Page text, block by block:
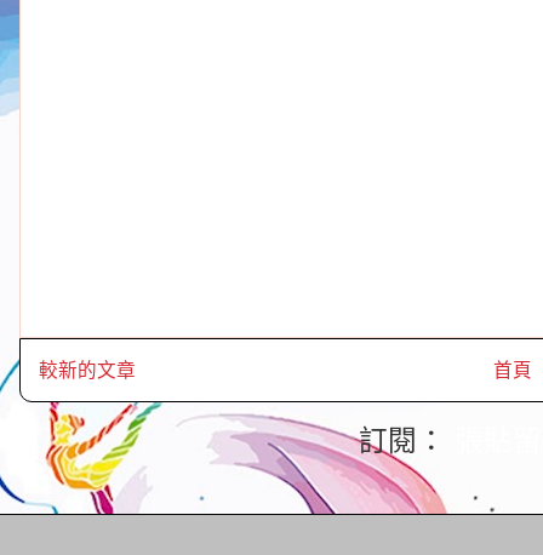
較新的文章 首頁
訂閱：